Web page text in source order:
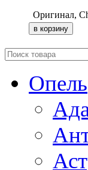
Оригинал,
Опель